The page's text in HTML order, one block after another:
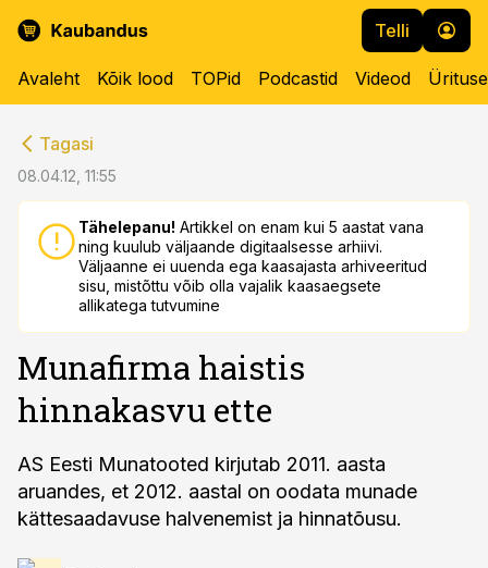
Telli
Avaleht Kõik lood TOPid Podcastid Videod
Tagasi
08.04.12, 11:55
Tähelepanu! Artikkel on enam kui 5 aastat vana
ning kuulub väljaande digitaalsesse arhiivi.
Väljaanne ei uuenda ega kaasajasta arhiveeritud
sisu, mistõttu võib olla vajalik kaasaegsete
allikatega tutvumine
Munafirma haistis
hinnakasvu ette
AS Eesti Munatooted kirjutab 2011. aasta
aruandes, et 2012. aastal on oodata munade
kättesaadavuse halvenemist ja hinnatõusu.